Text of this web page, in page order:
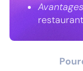
Avantages